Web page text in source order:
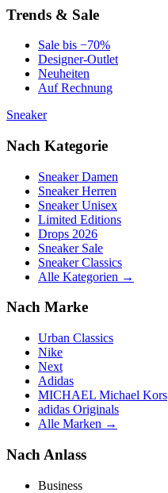
Trends & Sale
Sale bis −70%
Designer-Outlet
Neuheiten
Auf Rechnung
Sneaker
Nach Kategorie
Sneaker Damen
Sneaker Herren
Sneaker Unisex
Limited Editions
Drops 2026
Sneaker Sale
Sneaker Classics
Alle Kategorien →
Nach Marke
Urban Classics
Nike
Next
Adidas
MICHAEL Michael Kors
adidas Originals
Alle Marken →
Nach Anlass
Business